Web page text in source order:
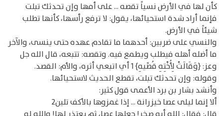
كأن لها في الأرض نسياً تقصه ... على أمها وإن تحدثك تبلت
فإنما أراد شدة استحيائها، يقول: لا ترفع رأسها، كأنها تطلب
شيئاً في الأرض.
والنسي على ضربين: أحدهما ما تقادم عهده حتى ينسى، والآخر
ما أضله أهله فيطلب ويطمع فيه. وتقصه: تتبعه، قال الله جل
وعز: {وَقَالَتْ لِأُخْتِهِ قُصِّيهِ} 1 أي اتبعي أثره، والأم: القصد.
وقوله: وإن تحدثك تبلت، تقطع الحديث لاستحيائها.
وأنشد بشار بن برد الأعمى قول كثير:
ألا إنما ليلى عصا خيزرانة ... إذا غمزوها بالأكف تلين2